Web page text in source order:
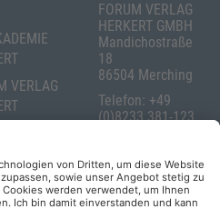
VERLAG
FORUM VERLAG
HERKERT GMBH
Mandichostraße
18
86504 Merching
Telefon: +49
(0)8233 381-123
E-Mail:
herkert.de